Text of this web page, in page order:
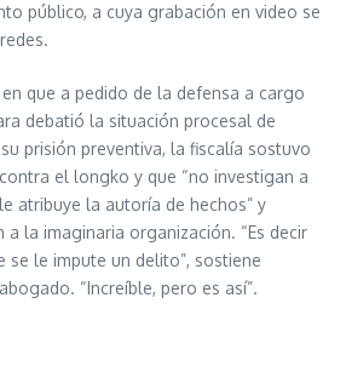
público, a cuya grabación en video se
que a pedido de la defensa a cargo
debatió la situación procesal de
prisión preventiva, la fiscalía sostuvo
el longko y que “no investigan a
atribuye la autoría de hechos” y
a la imaginaria organización. “Es decir
se le impute un delito”, sostiene
“Increíble, pero es así”.